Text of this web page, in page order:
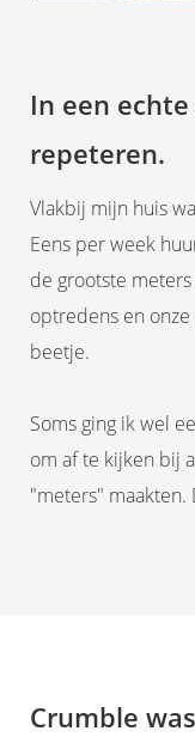
In een
repeteren.
Vlakbij mijn huis
Eens per week
de grootste
optredens en
beetje.
Soms ging ik wel
om af te kijken bij
"meters" maakten.
Crumble